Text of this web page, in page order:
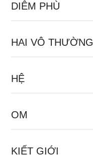
DIÊM PHÙ
HAI VÔ THƯỜNG
HỆ
OM
KIẾT GIỚI